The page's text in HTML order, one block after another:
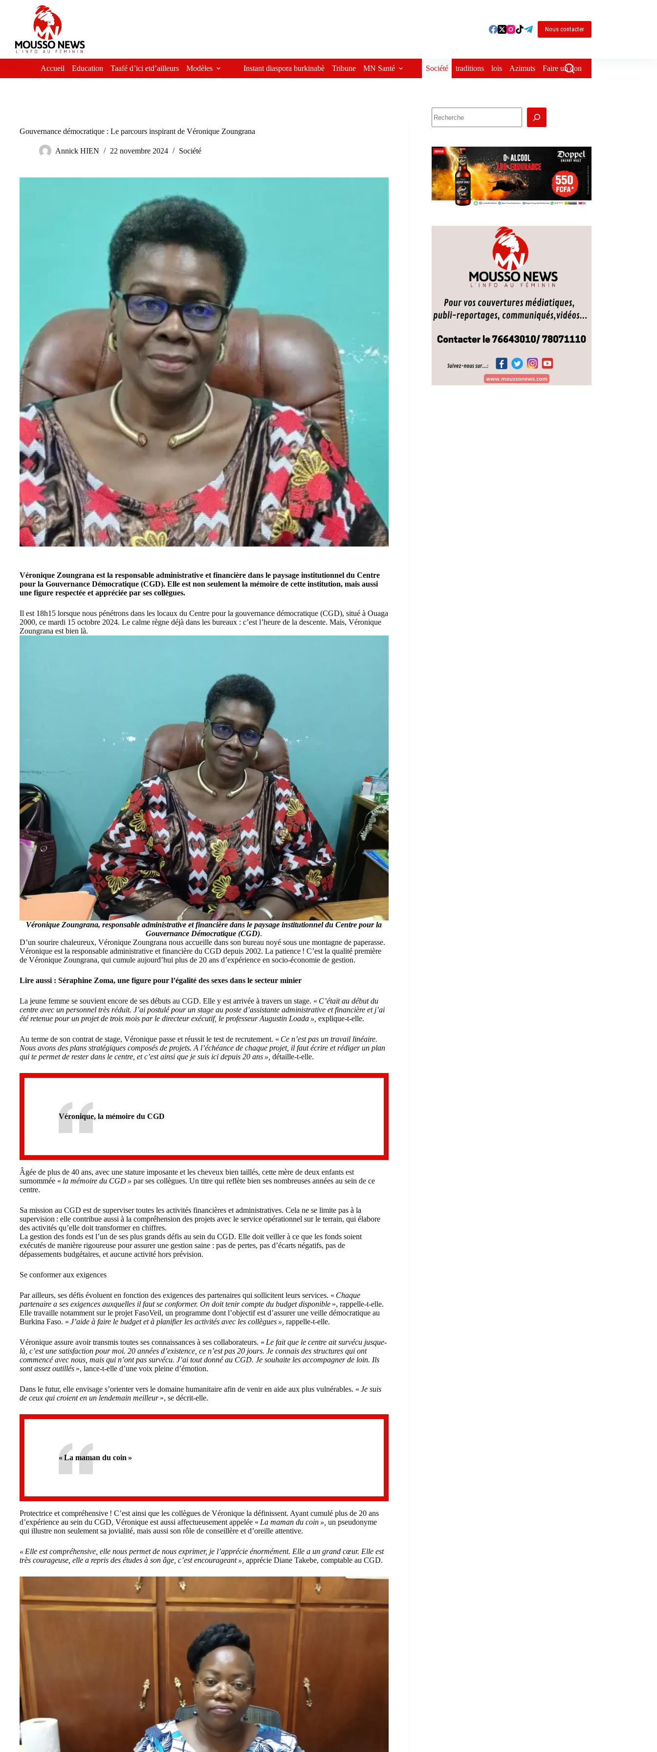
Nous contacter
Accueil Education Taafé d’ici etd’ailleurs Modèles Instant diaspora burkinabè Tribune MN Santé Société traditions lois Azimuts Faire un don
Gouvernance démocratique : Le parcours inspirant de Véronique Zoungrana
Annick HIEN 22 novembre 2024 Société
Véronique Zoungrana est la responsable administrative et financière dans le paysage institutionnel du Centre
pour la Gouvernance Démocratique (CGD). Elle est non seulement la mémoire de cette institution, mais aussi
une figure respectée et appréciée par ses collègues.
Il est 18h15 lorsque nous pénétrons dans les locaux du Centre pour la gouvernance démocratique (CGD), situé à Ouaga
2000, ce mardi 15 octobre 2024. Le calme règne déjà dans les bureaux : c’est l’heure de la descente. Mais, Véronique
Zoungrana est bien là.
Véronique Zoungrana, responsable administrative et financière dans le paysage institutionnel du Centre pour la
Gouvernance Démocratique (CGD).
D’un sourire chaleureux, Véronique Zoungrana nous accueille dans son bureau noyé sous une montagne de paperasse.
Véronique est la responsable administrative et financière du CGD depuis 2002. La patience ! C’est la qualité première
de Véronique Zoungrana, qui cumule aujourd’hui plus de 20 ans d’expérience en socio-économie de gestion.
Lire aussi : Séraphine Zoma, une figure pour l’égalité des sexes dans le secteur minier
La jeune femme se souvient encore de ses débuts au CGD. Elle y est arrivée à travers un stage. « C’était au début du
centre avec un personnel très réduit. J’ai postulé pour un stage au poste d’assistante administrative et financière et j’ai
été retenue pour un projet de trois mois par le directeur exécutif, le professeur Augustin Loada », explique-t-elle.
Au terme de son contrat de stage, Véronique passe et réussit le test de recrutement. « Ce n’est pas un travail linéaire.
Nous avons des plans stratégiques composés de projets. A l’échéance de chaque projet, il faut écrire et rédiger un plan
qui te permet de rester dans le centre, et c’est ainsi que je suis ici depuis 20 ans », détaille-t-elle.
Véronique, la mémoire du CGD
Âgée de plus de 40 ans, avec une stature imposante et les cheveux bien taillés, cette mère de deux enfants est
surnommée « la mémoire du CGD » par ses collègues. Un titre qui reflète bien ses nombreuses années au sein de ce
centre.
Sa mission au CGD est de superviser toutes les activités financières et administratives. Cela ne se limite pas à la
supervision : elle contribue aussi à la compréhension des projets avec le service opérationnel sur le terrain, qui élabore
des activités qu’elle doit transformer en chiffres.
La gestion des fonds est l’un de ses plus grands défis au sein du CGD. Elle doit veiller à ce que les fonds soient
exécutés de manière rigoureuse pour assurer une gestion saine : pas de pertes, pas d’écarts négatifs, pas de
dépassements budgétaires, et aucune activité hors prévision.
Se conformer aux exigences
Par ailleurs, ses défis évoluent en fonction des exigences des partenaires qui sollicitent leurs services. « Chaque
partenaire a ses exigences auxquelles il faut se conformer. On doit tenir compte du budget disponible », rappelle-t-elle.
Elle travaille notamment sur le projet FasoVeil, un programme dont l’objectif est d’assurer une veille démocratique au
Burkina Faso. « J’aide à faire le budget et à planifier les activités avec les collègues », rappelle-t-elle.
Véronique assure avoir transmis toutes ses connaissances à ses collaborateurs. « Le fait que le centre ait survécu jusque-
là, c’est une satisfaction pour moi. 20 années d’existence, ce n’est pas 20 jours. Je connais des structures qui ont
commencé avec nous, mais qui n’ont pas survécu. J’ai tout donné au CGD. Je souhaite les accompagner de loin. Ils
sont assez outillés », lance-t-elle d’une voix pleine d’émotion.
Dans le futur, elle envisage s’orienter vers le domaine humanitaire afin de venir en aide aux plus vulnérables. « Je suis
de ceux qui croient en un lendemain meilleur», se décrit-elle.
« La maman du coin »
Protectrice et compréhensive ! C’est ainsi que les collègues de Véronique la définissent. Ayant cumulé plus de 20 ans
d’expérience au sein du CGD, Véronique est aussi affectueusement appelée « La maman du coin », un pseudonyme
qui illustre non seulement sa jovialité, mais aussi son rôle de conseillère et d’oreille attentive.
« Elle est compréhensive, elle nous permet de nous exprimer, je l’apprécie énormément. Elle a un grand cœur. Elle est
très courageuse, elle a repris des études à son âge, c’est encourageant », apprécie Diane Takebe, comptable au CGD.